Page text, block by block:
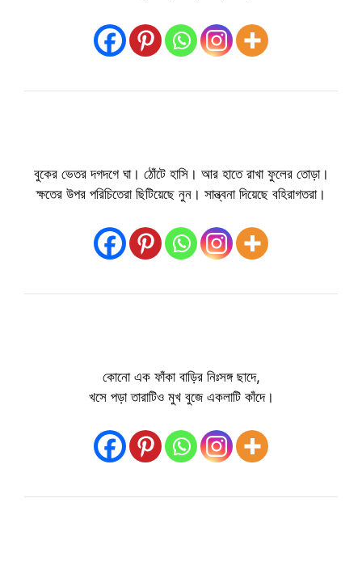
বুকের ভেতর দগদগে ঘা। ঠোঁটে হাসি। আর হাতে রাখা ফুলের তোড়া।
ক্ষতের উপর পরিচিতেরা ছিটিয়েছে নুন। সান্ত্বনা দিয়েছে বহিরাগতরা।
কোনো এক ফাঁকা বাড়ির নিঃসঙ্গ ছাদে,
খসে পড়া তারাটিও মুখ বুজে একলাটি কাঁদে।